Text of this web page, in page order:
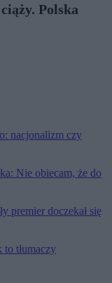
Polska
nacjonalizm czy
Nie obiecam, że do
premier doczekał się
tłumaczy